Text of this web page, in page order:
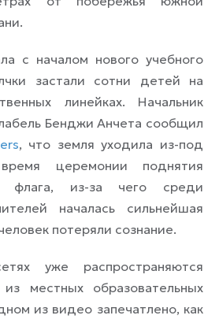
с началом нового учебного
застали сотни детей на
линейках. Начальник
Бенджи Анчета сообщил
, что земля уходила из-под
церемонии поднятия
флага, из-за чего среди
началась сильнейшая
потеряли сознание.
уже распространяются
местных образовательных
из видео запечатлено, как